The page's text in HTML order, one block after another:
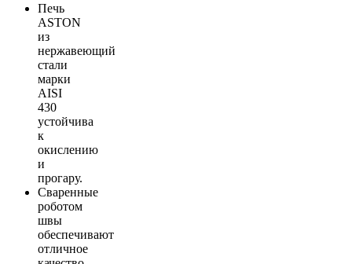
Печь
ASTON
из
нержавеющий
стали
марки
AISI
430
устойчива
к
окислению
и
прогару.
Сваренные
роботом
швы
обеспечивают
отличное